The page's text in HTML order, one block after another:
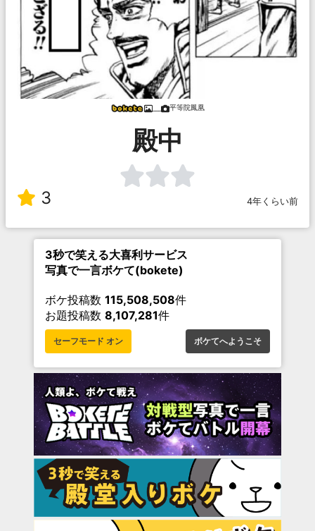
平等院鳳凰
殿中
3 4年くらい前
3秒で笑える大喜利サービス
写真で一言ボケて(bokete)
ボケ投稿数 115,508,508件
お題投稿数 8,107,281件
セーフモード オン ボケてへようこそ